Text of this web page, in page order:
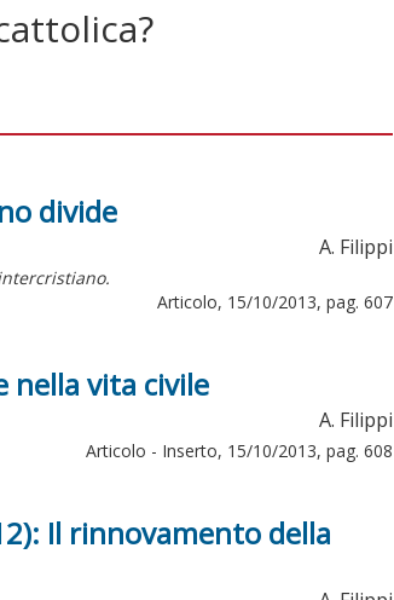
divide
A. Filippi
Articolo, 15/10/2013, pag. 607
nella vita civile
A. Filippi
Articolo - Inserto, 15/10/2013, pag. 608
Il rinnovamento della